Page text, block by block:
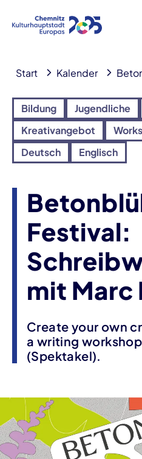
Start Kalender
Bildung Jugendliche
Kreativangebot
Deutsch
Englisch
Festival:
mit Marc
Create your own
a writing
(Spektakel).